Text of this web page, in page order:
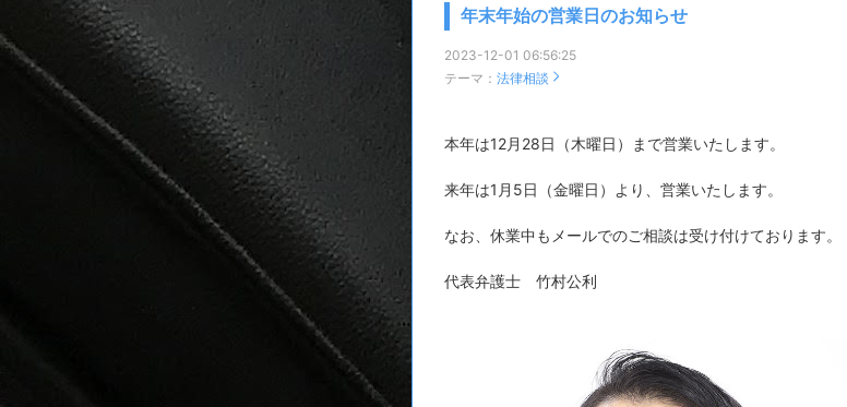
年末年始の営業日のお知らせ
2023-12-01 06:56:25
テーマ： 法律相談
本年は12月28日（木曜日）まで営業いたします。
来年は1月5日（金曜日）より、営業いたします。
なお、休業中もメールでのご相談は受け付けております。
代表弁護士 竹村公利